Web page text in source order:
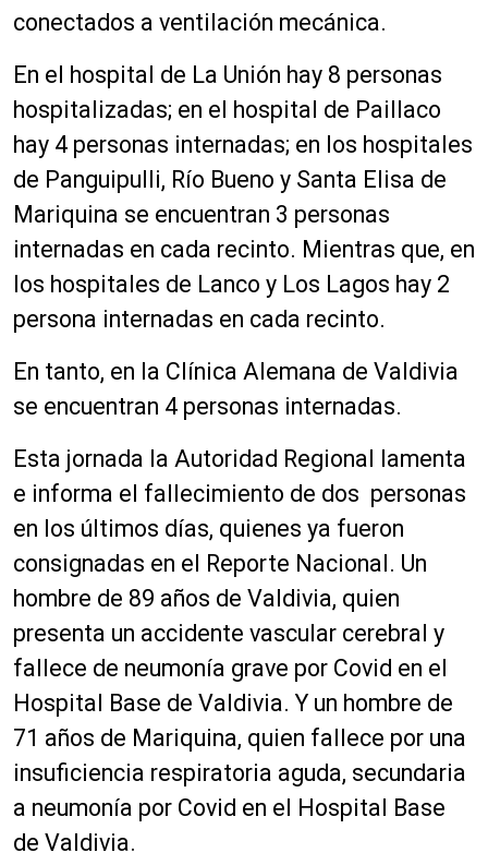
conectados a ventilación mecánica.
En el hospital de La Unión hay 8 personas
hospitalizadas; en el hospital de Paillaco
hay 4 personas internadas; en los hospitales
de Panguipulli, Río Bueno y Santa Elisa de
Mariquina se encuentran 3 personas
internadas en cada recinto. Mientras que, en
los hospitales de Lanco y Los Lagos hay 2
persona internadas en cada recinto.
En tanto, en la Clínica Alemana de Valdivia
se encuentran 4 personas internadas.
Esta jornada la Autoridad Regional lamenta
e informa el fallecimiento de dos personas
en los últimos días, quienes ya fueron
consignadas en el Reporte Nacional. Un
hombre de 89 años de Valdivia, quien
presenta un accidente vascular cerebral y
fallece de neumonía grave por Covid en el
Hospital Base de Valdivia. Y un hombre de
71 años de Mariquina, quien fallece por una
insuficiencia respiratoria aguda, secundaria
a neumonía por Covid en el Hospital Base
de Valdivia.